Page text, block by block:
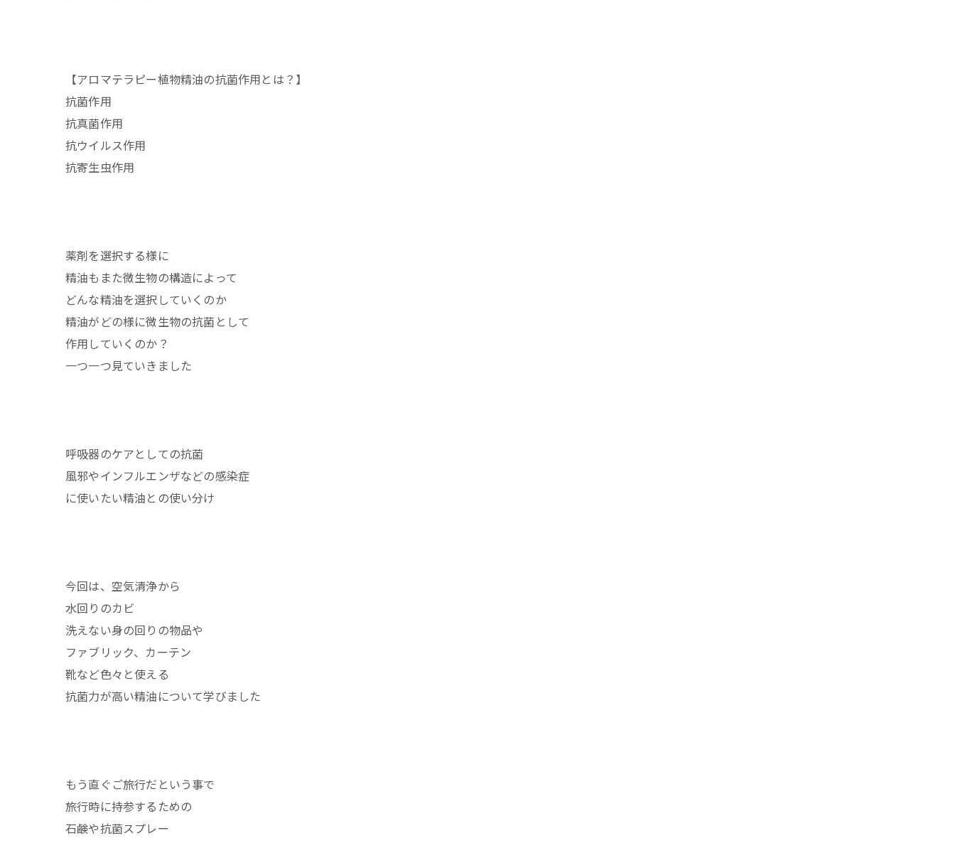
【アロマテラピー植物精油の抗菌作用とは？】
抗菌作用
抗真菌作用
抗ウイルス作用
抗寄生虫作用
薬剤を選択する様に
精油もまた微生物の構造によって
どんな精油を選択していくのか
精油がどの様に微生物の抗菌として
作用していくのか？
一つ一つ見ていきました
呼吸器のケアとしての抗菌
風邪やインフルエンザなどの感染症
に使いたい精油との使い分け
今回は、空気清浄から
水回りのカビ
洗えない身の回りの物品や
ファブリック、カーテン
靴など色々と使える
抗菌力が高い精油について学びました
もう直ぐご旅行だという事で
旅行時に持参するための
石鹸や抗菌スプレー